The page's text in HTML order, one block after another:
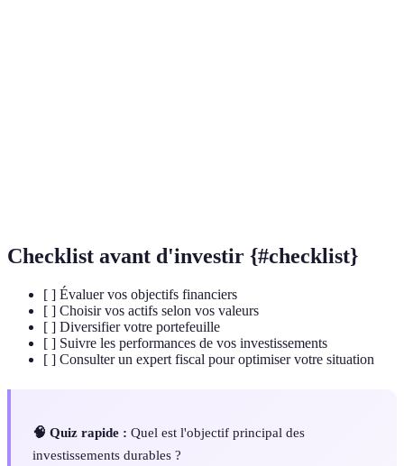
Checklist avant d'investir {#checklist}
[ ] Évaluer vos objectifs financiers
[ ] Choisir vos actifs selon vos valeurs
[ ] Diversifier votre portefeuille
[ ] Suivre les performances de vos investissements
[ ] Consulter un expert fiscal pour optimiser votre situation
🧠 Quiz rapide : Quel est l'objectif principal des
investissements durables ?